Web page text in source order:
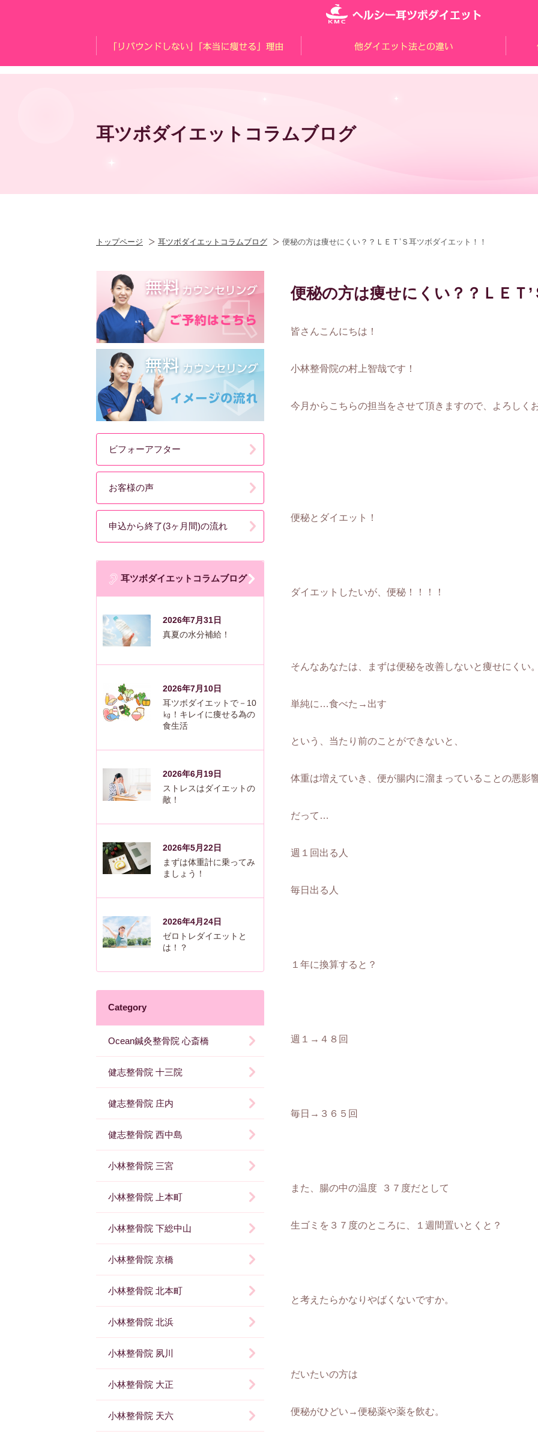
耳ツボダイエットコラムブログ
トップページ 耳ツボダイエットコラムブログ 便秘の方は痩せにくい？？ＬＥＴ’Ｓ耳ツボダイエット！！
便秘の方は痩せにくい？？ＬＥＴ
皆さんこんにちは！
小林整骨院の村上智哉です！
今月からこちらの担当をさせて頂きますので、よろしく
便秘とダイエット！
ダイエットしたいが、便秘！！！！
そんなあなたは、まずは便秘を改善しないと痩せにくい。
単純に…食べた→出す
という、当たり前のことができないと、
体重は増えていき、便が腸内に溜まっていることの悪影
だって…
週１回出る人
毎日出る人
１年に換算すると？
週１→４８回
毎日→３６５回
また、腸の中の温度 ３７度だとして
生ゴミを３７度のところに、１週間置いとくと？
と考えたらかなりやばくないですか。
だいたいの方は
便秘がひどい→便秘薬や薬を飲む。
ビフォーアフター
お客様の声
申込から終了(3ヶ月間)の流れ
耳ツボダイエットコラムブログ
2026年7月31日
真夏の水分補給！
2026年7月10日
耳ツボダイエットで－10
㎏！キレイに痩せる為の
食生活
2026年6月19日
ストレスはダイエットの
敵！
2026年5月22日
まずは体重計に乗ってみ
ましょう！
2026年4月24日
ゼロトレダイエットと
は！？
Category
Ocean鍼灸整骨院 心斎橋
健志整骨院 十三院
健志整骨院 庄内
健志整骨院 西中島
小林整骨院 三宮
小林整骨院 上本町
小林整骨院 下総中山
小林整骨院 京橋
小林整骨院 北本町
小林整骨院 北浜
小林整骨院 夙川
小林整骨院 大正
小林整骨院 天六